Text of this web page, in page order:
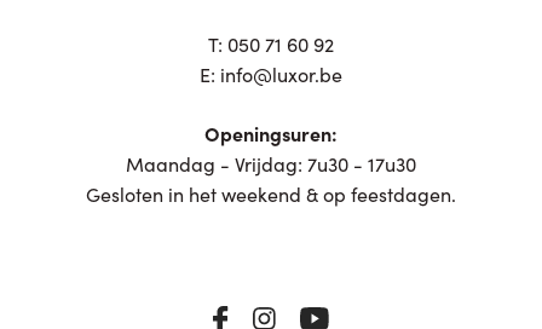
T: 050 71 60 92
E: info@luxor.be
Openingsuren:
Maandag - Vrijdag: 7u30 - 17u30
Gesloten in het weekend & op feestdagen.